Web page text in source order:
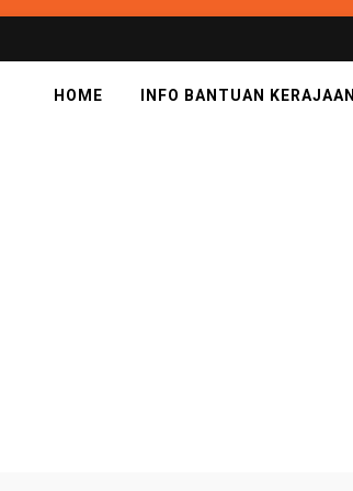
HOME INFO BANTUAN KERAJAAN